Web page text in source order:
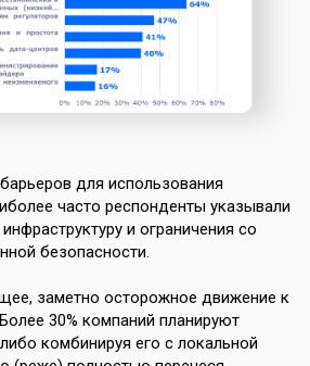
для использования
часто респонденты указывали
и ограничения со
безопасности.
заметно осторожное движение к
30% компаний планируют
комбинируя его с локальной